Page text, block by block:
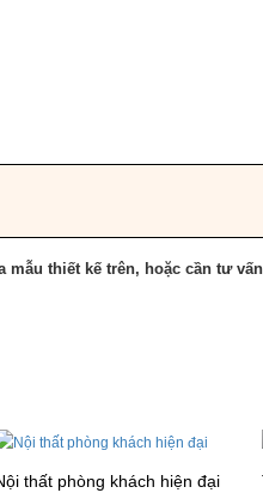
mẫu thiết kế trên, hoặc cần tư
thất phòng khách hiện đại